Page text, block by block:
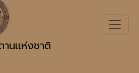
เเห่งชาติ